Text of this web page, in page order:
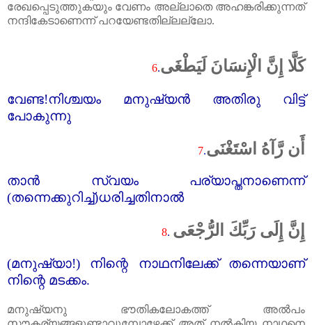
രേഖപ്പെടുത്തുകയും വേണം അല്ലാതെ അഹങ്കരിക്കുന്നത്‌
നന്ദികേടാണെന്ന് പറയേണ്ടതില്ലല്ലോ.
6.كَلَّا إِنَّ الْإِنسَانَ لَيَطْغَى
വേണ്ട!നിശ്ചയം മനുഷ്യൻ അതിരു വിട്ട്‌
പോകുന്നു
7.أَن رَّآهُ اسْتَغْنَى
താൻ സ്വയം പര്യാപ്തനാണെന്ന്
(തന്നെക്കുറിച്ച്‌)ധരിച്ചതിനാൽ
8. إِنَّ إِلَى رَبِّكَ الرُّجْعَى
(മനുഷ്യാ!) നിന്റെ നാഥനിലേക്ക്‌ തന്നെയാണ്
നിന്റെ മടക്കം.
മനുഷ്യനു ഭൗതികലോകത്ത്‌ അൽപം